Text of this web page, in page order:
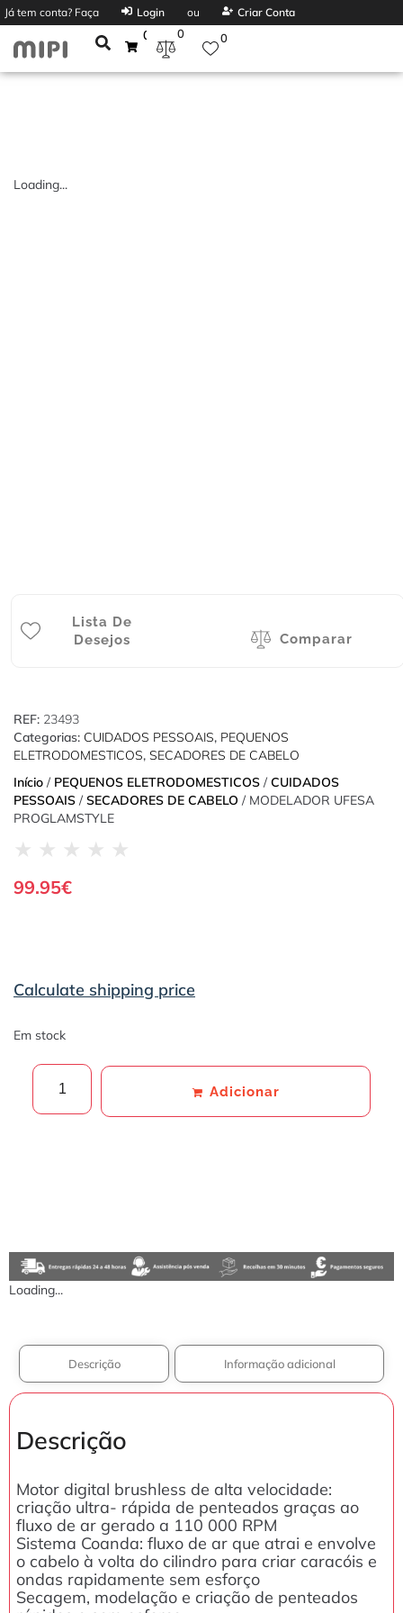
Já tem conta? Faça Login ou Criar Conta
0 0 0
Loading...
Lista De
Desejos
Comparar
REF: 23493
Categorias: CUIDADOS PESSOAIS, PEQUENOS
ELETRODOMESTICOS, SECADORES DE CABELO
Início / PEQUENOS ELETRODOMESTICOS / CUIDADOS
PESSOAIS / SECADORES DE CABELO / MODELADOR UFESA
PROGLAMSTYLE
★ ★ ★ ★ ★
99.95€
Calculate shipping price
Em stock
Adicionar
Loading...
Descrição Informação adicional
Descrição
Motor digital brushless de alta velocidade:
criação ultra- rápida de penteados graças ao
fluxo de ar gerado a 110 000 RPM
Sistema Coanda: fluxo de ar que atrai e envolve
o cabelo à volta do cilindro para criar caracóis e
ondas rapidamente sem esforço
Secagem, modelação e criação de penteados